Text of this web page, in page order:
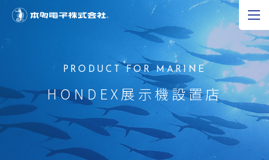
EN
製品情報
研究開発
HONDEX展示機設置店